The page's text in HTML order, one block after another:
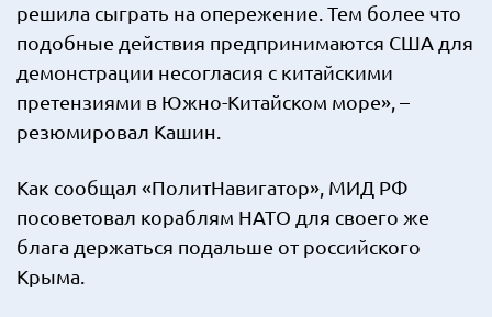
решила сыграть на опережение. Тем более что
подобные действия предпринимаются США для
демонстрации несогласия с китайскими
претензиями в Южно-Китайском море», –
резюмировал Кашин.
Как сообщал «ПолитНавигатор», МИД РФ
посоветовал кораблям НАТО для своего же
блага держаться подальше от российского
Крыма.